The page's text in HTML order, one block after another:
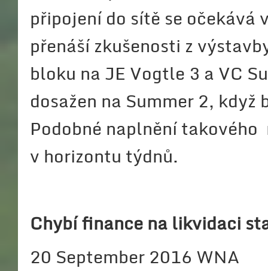
připojení do sítě se očekává
přenáší zkušenosti z
bloku na JE Vogtle 3 a VC
dosažen na Summer 2,
Podobné naplnění
v horizontu týdnů.
Chybí finance na likvidaci
20 September 2016 WNA